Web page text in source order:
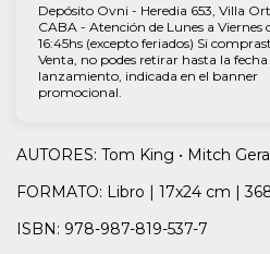
Depósito Ovni - Heredia 653, Villa
CABA - Atención de Lunes a Viernes
16:45hs (excepto feriados) Si
Venta, no podes retirar hasta la fecha
lanzamiento, indicada en el banner
promocional.
AUTORES: Tom King • Mitch
FORMATO: Libro | 17x24 cm |
ISBN: 978-987-819-537-7